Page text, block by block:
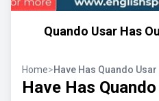
Quando Usar Has
Home>Have Has Quando Usar
Have Has